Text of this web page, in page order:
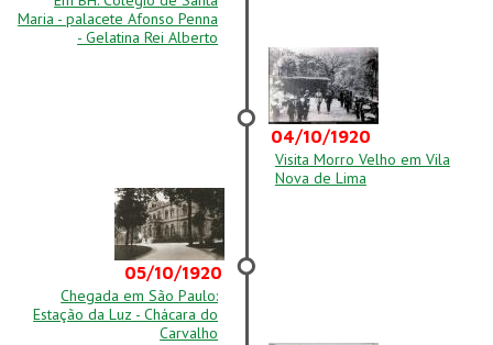
Maria - palacete Afonso Penna
- Gelatina Rei Alberto
04/10/1920
Visita Morro Velho em Vila
Nova de Lima
05/10/1920
Chegada em São Paulo:
Estação da Luz - Chácara do
Carvalho